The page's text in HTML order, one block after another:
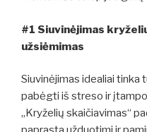
#1 Siuvinėjimas
užsiėmimas
Siuvinėjimas idealiai tinka
pabėgti iš streso ir
„Kryželių skaičiavimas“